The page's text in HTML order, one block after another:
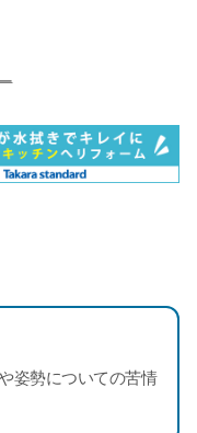
姿勢についての苦情